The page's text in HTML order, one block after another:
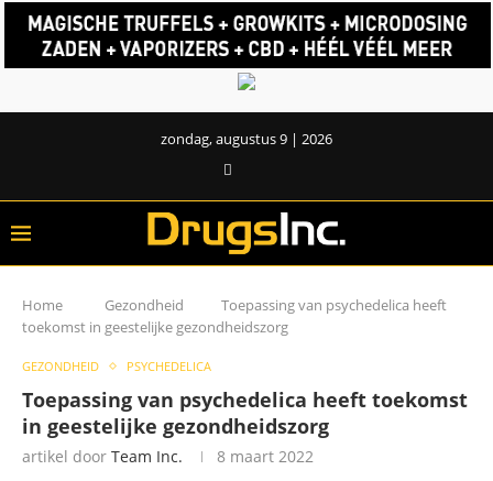
zondag, augustus 9 | 2026
Home Gezondheid
Toepassing van psychedelica heeft
toekomst in geestelijke gezondheidszorg
GEZONDHEID PSYCHEDELICA
Toepassing van psychedelica heeft toekomst
in geestelijke gezondheidszorg
artikel door Team Inc. 8 maart 2022